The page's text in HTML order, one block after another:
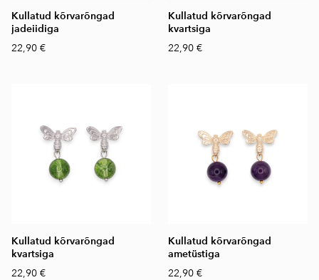
Kullatud kõrvarõngad
jadeiidiga
22,90 €
Kullatud kõrvarõngad
kvartsiga
22,90 €
Kullatud kõrvarõngad
kvartsiga
22,90 €
Kullatud kõrvarõngad
ametüstiga
22,90 €